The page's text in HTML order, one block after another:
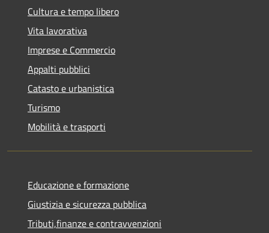
Cultura e tempo libero
Vita lavorativa
Imprese e Commercio
Appalti pubblici
Catasto e urbanistica
Turismo
Mobilità e trasporti
Educazione e formazione
Giustizia e sicurezza pubblica
Tributi,finanze e contravvenzioni